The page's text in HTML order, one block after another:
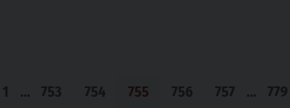
1 … 753 754 755 756 757 … 779